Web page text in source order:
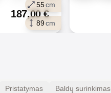
55cm
89cm
187,00€
Pristatymas Baldų surinkimas